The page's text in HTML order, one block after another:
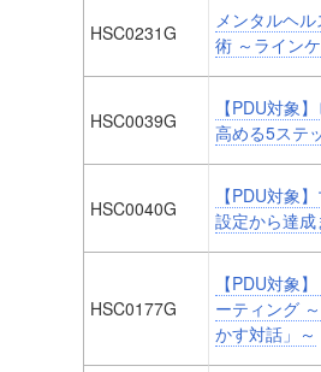
HSC0231G
メンタルヘ
術 ～ライン
HSC0039G
【PDU対象
高める5ステ
HSC0040G
【PDU対象
設定から達
HSC0177G
【PDU対象
ーティング
かす対話」～